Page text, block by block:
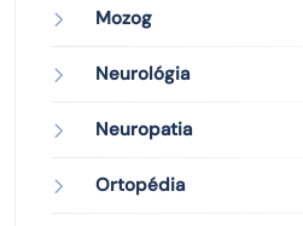
Mozog
Neurológia
Neuropatia
Ortopédia